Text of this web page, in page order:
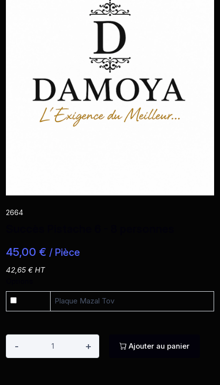
2664
45,00 € / Pièce
42,65 € HT
Plaque Mazal Tov
- + Ajouter au panier